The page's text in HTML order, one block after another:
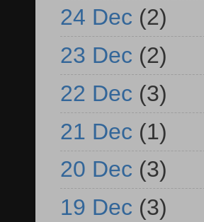
24 Dec (2)
23 Dec (2)
22 Dec (3)
21 Dec (1)
20 Dec (3)
19 Dec (3)